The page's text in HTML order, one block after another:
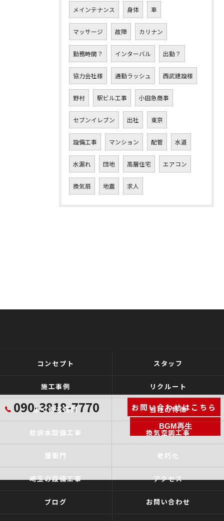
メインテナンス 身体 車
マッサージ 故障 カリナン
勤務時間？ インターバル 出勤？
協力会社様 通勤ラッシュ 西武建設様
野村 駅ビル工事 小田急商事
セブンイレブン 出社 東京
設備工事 マンション 配管 水道
水漏れ 団地 高層住宅 エアコン
換気扇 地震 求人
090-3818-7770 お問い合わせはこちら
BGM再生
コンセプト スタッフ
施工事例 リクルート
よくある質問 当社の特徴
給排水設備工事 換気空調工事
護衛門 老朽化
埼玉の設備工事 アクセス
ブログ お問い合わせ